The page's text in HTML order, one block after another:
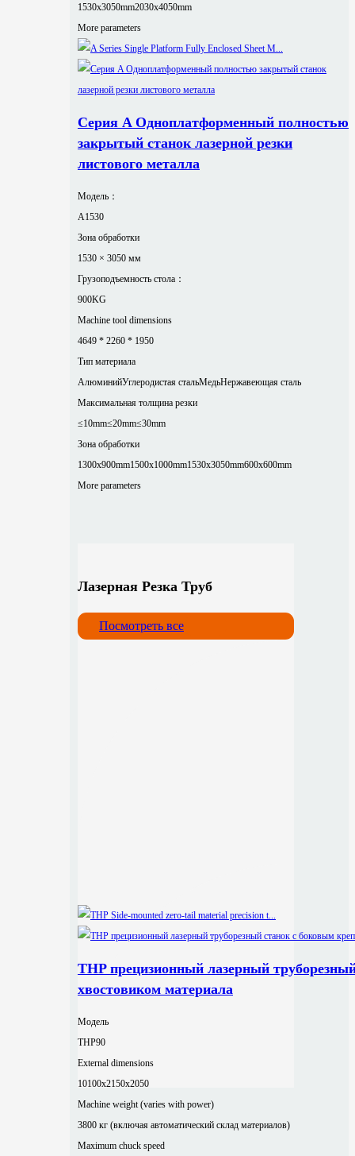
1530x3050mm2030x4050mm
More parameters
Серия A Одноплатформенный полностью
закрытый станок лазерной резки
листового металла
Модель：
A1530
Зона обработки
1530 × 3050 мм
Грузоподъемность стола：
900KG
Machine tool dimensions
4649 * 2260 * 1950
Тип материала
АлюминийУглеродистая стальМедьНержавеющая сталь
Максимальная толщина резки
≤10mm≤20mm≤30mm
Зона обработки
1300x900mm1500x1000mm1530x3050mm600x600mm
More parameters
Лазерная Резка Труб
Посмотреть все
THP прецизионный лазерный
хвостовиком материала
Модель
THP90
External dimensions
10100x2150x2050
Machine weight (varies with power)
3800 кг (включая автоматический склад материалов)
Maximum chuck speed